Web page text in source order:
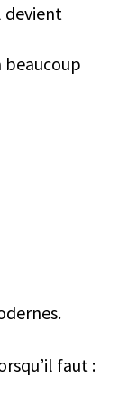
devient
faut :